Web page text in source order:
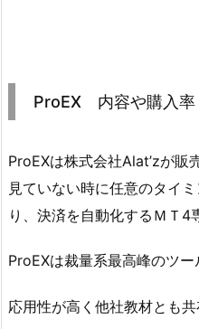
ProEX 内容や購入率
ProEXは株式会社Alat’zが販
見ていない時に任意のタイ
り、決済を自動化するＭＴ4
ProEXは裁量系最高峰のツー
応用性が高く他社教材とも